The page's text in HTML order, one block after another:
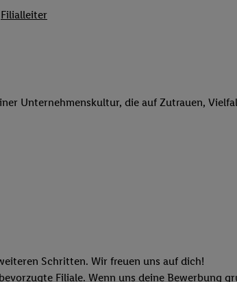
Filialleiter
Unternehmenskultur, die auf Zutrauen,
Schritten. Wir freuen uns auf dich!
Filiale. Wenn uns deine Bewerbung
IhremTelekommunikationsnetzbetreiber
dieser Technologie auch auf Diensten
Technologie - zusätzlich zur weiter unten erläuterten
die Lidl-Dienste) widerrufen. Weitere
zu widerrufen, finden Sie in unseren